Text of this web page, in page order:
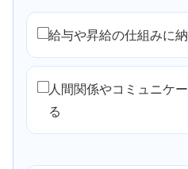
給与や昇給の仕組みに
人間関係やコミュニケ
る